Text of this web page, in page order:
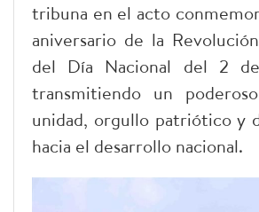
tribuna en el acto
aniversario de la
del Día Nacional del 2
transmitiendo un
unidad, orgullo patriótico y
hacia el desarrollo nacional.